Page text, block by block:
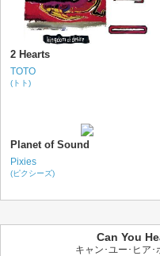
2 Hearts
TOTO
(トト)
Planet of Sound
Pixies
(ピクシーズ)
Can You
キャン･ユー･ヒア